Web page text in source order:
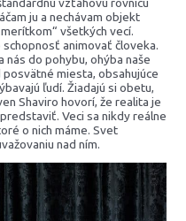
ju a nechávam objekt
všetkých vecí.
animovať človeka.
do pohybu, ohýba naše
miesta, obsahujúce
ľudí. Žiadajú si obetu,
Shaviro hovorí, že realita je
Veci sa nikdy reálne
o nich máme. Svet
nad ním.